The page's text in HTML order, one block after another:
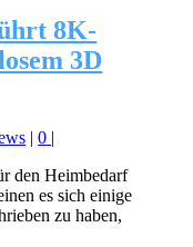
8K-
3D
|0 |
den Heimbedarf
es sich einige
zu haben,